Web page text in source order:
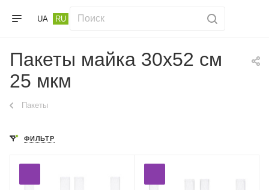
UA RU
Пакеты майка 30х52 см
25 мкм
Пакеты
ФИЛЬТР